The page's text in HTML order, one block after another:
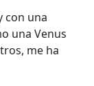
con una
una Venus
me ha